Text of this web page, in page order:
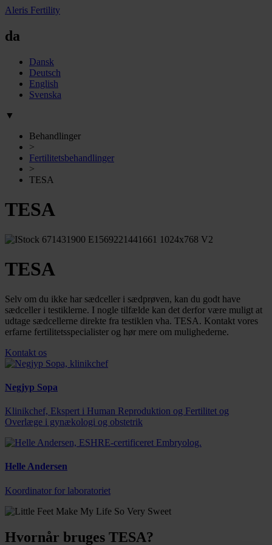
Aleris Fertility
da
Dansk
Deutsch
English
Svenska
▼
Behandlinger
>
Fertilitetsbehandlinger
>
TESA
TESA
TESA
Selv om du ikke har sædceller i sædprøven, kan du godt have
sædceller i testiklerne. I nogle tilfælde kan det derfor være muligt at
udtage sædcellerne direkte fra testiklen vha. TESA. Kontakt vores
erfarne fertilitetsspecialister og hør mere om mulighederne.
Kontakt os
Negjyp Sopa
Klinikchef, Ekspert i Human Reproduktion og Fertilitet og
Overlæge i gynækologi og obstetrik
Helle Andersen
Koordinator for laboratoriet
Hvornår bruges TESA?